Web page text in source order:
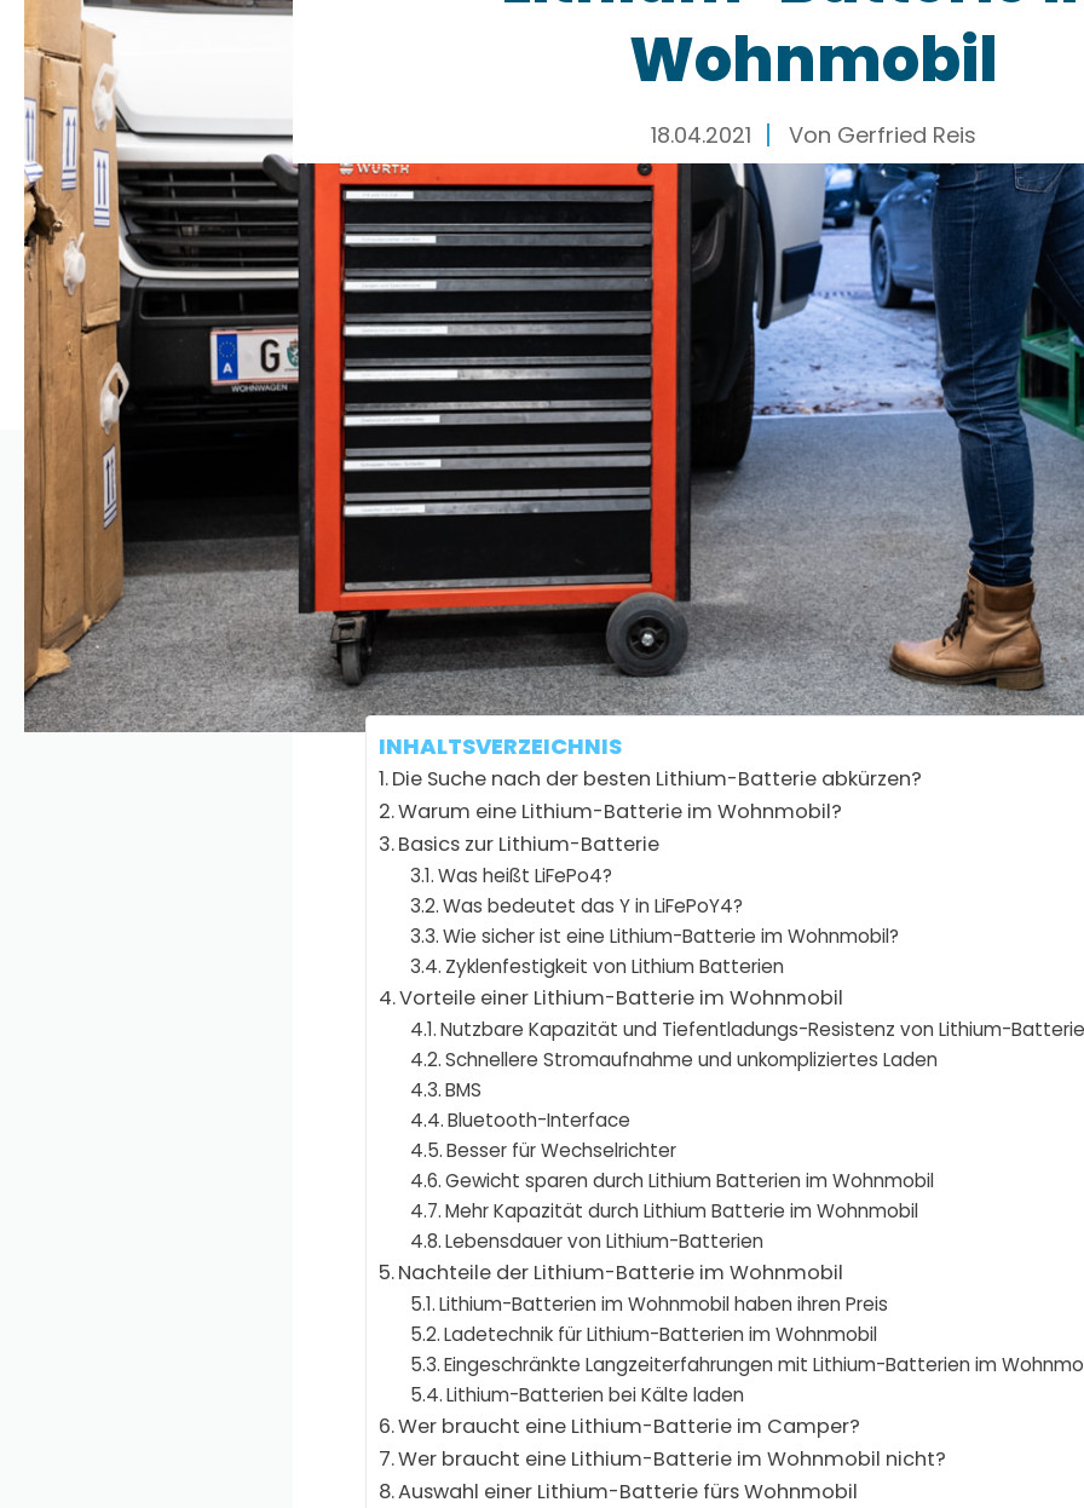
Wohnmobil
18.04.2021 Von Gerfried Reis
DieLithium-Batterieim Wohnmobil wird immer populärer.
Grund, den Lithium-Ionen-Batterien haben geradeim
Eine Lithium-Batterie im Camper bietet Gewichtsersparnis,
schnelleres Aufladen, und erleichtert damit denautarken
Wohnmobils.Angesichtsunserer bevorstehenden
am Markt um, überlegen uns Vor- und Nachteile von Lithium, und
was am bestehenden Wohnmobil für Lithium geändert werden
INHALTSVERZEICHNIS
Die Suche nach der besten Lithium-Batterie abkürzen?
Warum eine Lithium-Batterie im Wohnmobil?
Basics zur Lithium-Batterie
Was heißt LiFePo4?
Was bedeutet das Y in LiFePoY4?
Wie sicher ist eine Lithium-Batterie im Wohnmobil?
Zyklenfestigkeit von Lithium Batterien
Vorteile einer Lithium-Batterie im Wohnmobil
Nutzbare Kapazität und Tiefentladungs-Resistenz von Lithium-
Schnellere Stromaufnahme und unkompliziertes Laden
BMS
Bluetooth-Interface
Besser für Wechselrichter
Gewicht sparen durch Lithium Batterien im Wohnmobil
Mehr Kapazität durch Lithium Batterie im Wohnmobil
Lebensdauer von Lithium-Batterien
Nachteile der Lithium-Batterie im Wohnmobil
Lithium-Batterien im Wohnmobil haben ihren Preis
Ladetechnik für Lithium-Batterien im Wohnmobil
Eingeschränkte Langzeiterfahrungen mit Lithium-Batterien im
Lithium-Batterien bei Kälte laden
Wer braucht eine Lithium-Batterie im Camper?
Wer braucht eine Lithium-Batterie im Wohnmobil nicht?
Auswahl einer Lithium-Batterie fürs Wohnmobil